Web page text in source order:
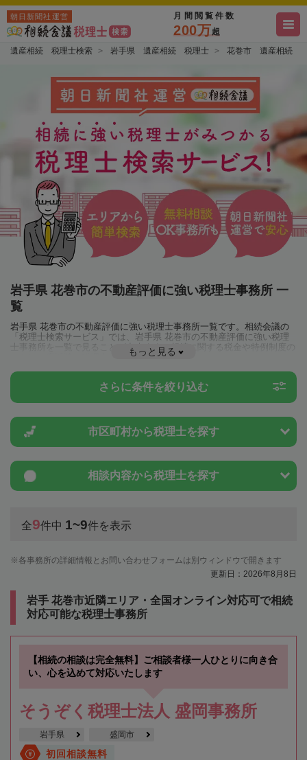
朝日新聞社運営 月間閲覧件数
200万超
遺産相続 税理士検索 岩手県 遺産相続 税理士 花巻市 遺産相続
岩手県 花巻市の不動産評価に強い税理士事務所 一
覧
岩手県 花巻市の不動産評価に強い税理士事務所一覧です。相続会議の
「税理士検索サービス」では、岩手県 花巻市の不動産評価に強い税理
士事務所を一覧で見ることが出来ます。相続に関する税金や特例制度の
ことは一度近隣の税理士に相談してみましょう。
もっと見る
さらに条件を絞り込む
市区町村から税理士を探す
相談内容から税理士を探す
全9件中 1~9件を表示
各事務所の詳細情報とお問い合わせフォームは別ウィンドウで開きます
更新日：2026年8月8日
岩手 花巻市近隣エリア・全国オンライン対応可で相続
対応可能な税理士事務所
【相続の相談は完全無料】ご相談者様一人ひとりに向き合
い、心を込めて対応いたします
そうぞく税理士法人 盛岡事務所
岩手県 盛岡市
初回相談無料